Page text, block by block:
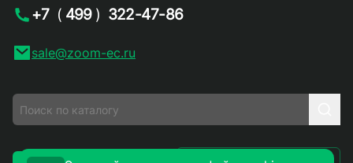
+7 ( 499 ) 322-47-86
sale@zoom-ec.ru